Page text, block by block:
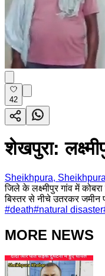
42
शेखपुरा:
Sheikhpura, Sheikhpura
जिले के लक्ष्मीपुर गांव में
बिस्तर से नीचे उतरकर जमीन
#death#natural disaster
MORE NEWS